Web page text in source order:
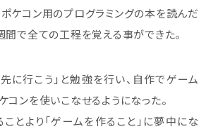
ケコン用のプログラミングの本を読んだ
間で全ての工程を覚える事ができた。
に行こう」と勉強を行い、自作でゲーム
コンを使いこなせるようになった。
とより「ゲームを作ること」に夢中にな